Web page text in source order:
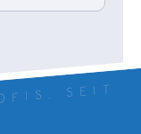
SEIT